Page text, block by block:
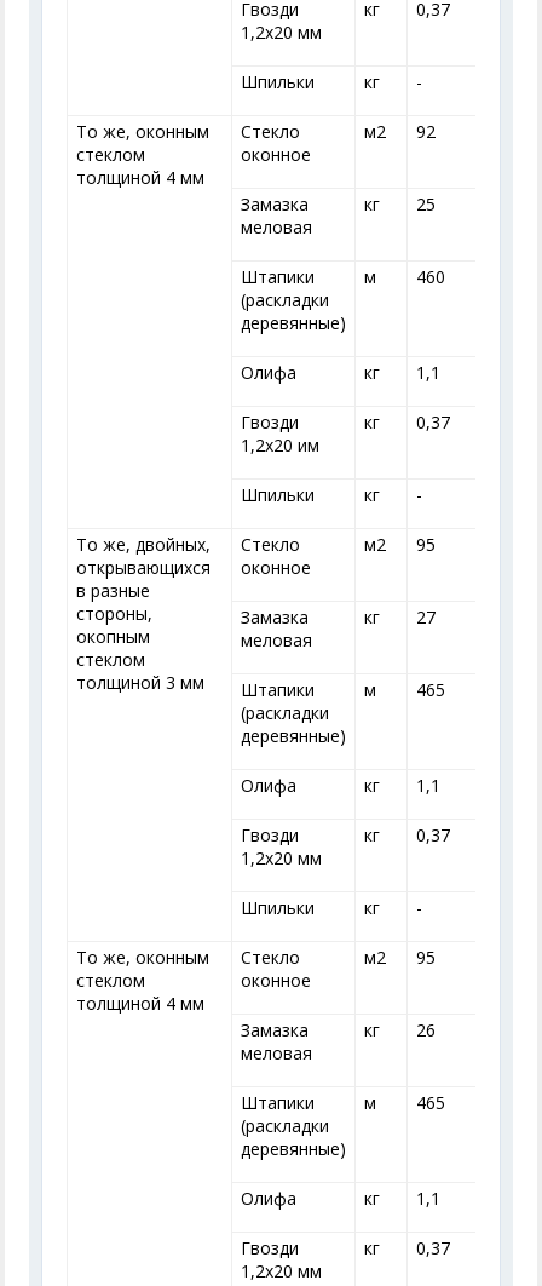
Гвозди
1,2x20 мм
кг 0,37
Шпильки кг -
То же, оконным
стеклом
толщиной 4 мм
Стекло
оконное
м2 92
Замазка
меловая
кг 25
Штапики
(раскладки
деревянные)
м 460
Олифа кг 1,1
Гвозди
1,2x20 им
кг 0,37
Шпильки кг -
То же, двойных,
открывающихся
в разные
стороны,
окопным
стеклом
толщиной 3 мм
Стекло
оконное
м2 95
Замазка
меловая
кг 27
Штапики
(раскладки
деревянные)
м 465
Олифа кг 1,1
Гвозди
1,2x20 мм
кг 0,37
Шпильки кг -
То же, оконным
стеклом
толщиной 4 мм
Стекло
оконное
м2 95
Замазка
меловая
кг 26
Штапики
(раскладки
деревянные)
м 465
Олифа кг 1,1
Гвозди
1,2x20 мм
кг 0,37